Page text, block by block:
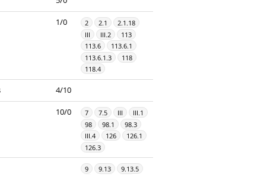
1/0 2 2.1
2.1.18
III
III.2
113
113.6
113.6.1
113.6.1.3
118
118.4
4/10
10/0 7 7.5 III
III.1
98
98.1
98.3
III.4
126
126.1
126.3
9 9.13
9.13.5